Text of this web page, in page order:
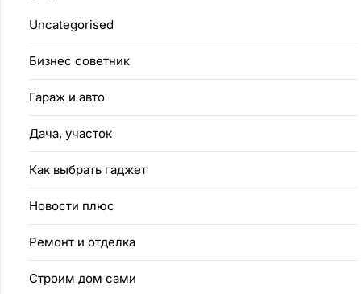
Uncategorised
Бизнес советник
Гараж и авто
Дача, участок
Как выбрать гаджет
Новости плюс
Ремонт и отделка
Строим дом сами